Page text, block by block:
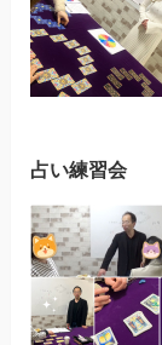
占い練習会